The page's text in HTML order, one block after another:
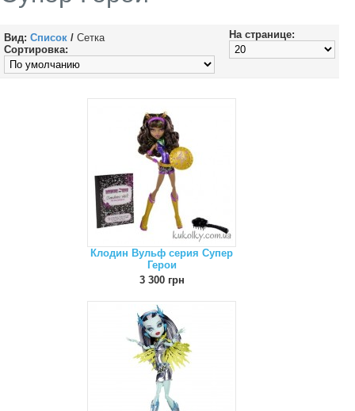
Вид: Список / Сетка
На странице:
Сортировка:
Клодин Вульф серия Супер
Герои
3 300 грн